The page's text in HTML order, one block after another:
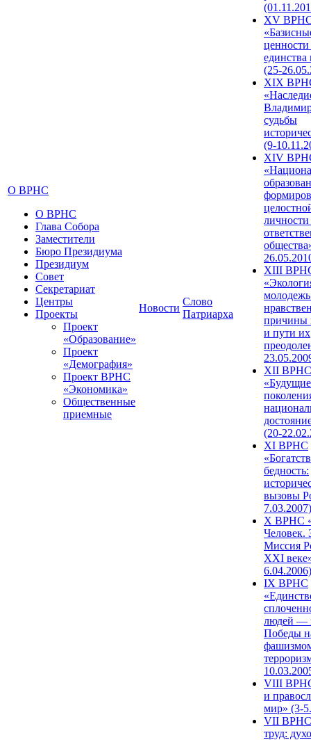
О ВРНС
О ВРНС
Глава Собора
Заместители
Бюро Президиума
Президиум
Совет
Секретариат
Центры
Проекты
Проект
«Образование»
Проект
«Демография»
Проект ВРНС
«Экономика»
Общественные
приемные
Новости
Слово
Патриарха
XV
единства
(25-
XIX
судьбы
(9-
XIV
XIII
причины
и пути их
XII ВРНС
«Будущие
(20-
XI ВРНС
бедность:
вызовы
7.03.2007)
X ВРНС
Человек.
Миссия
XXI
6.04.2006)
IX ВРНС
людей —
Победы
VIII
и
мир» (3-
VII ВРНС
труд: